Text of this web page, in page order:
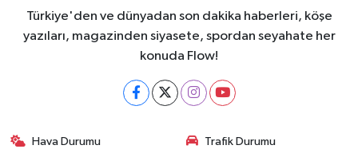
Türkiye'den ve dünyadan son dakika haberleri, köşe
yazıları, magazinden siyasete, spordan seyahate her
konuda Flow!
Hava Durumu Trafik Durumu